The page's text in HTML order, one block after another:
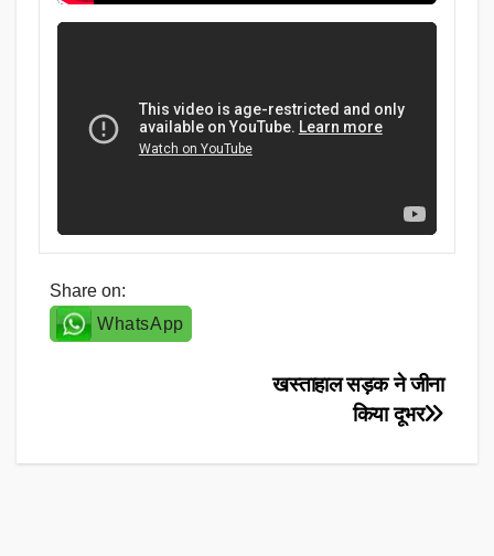
Share on:
WhatsApp
खस्ताहाल सड़क ने जीना
किया दूभर